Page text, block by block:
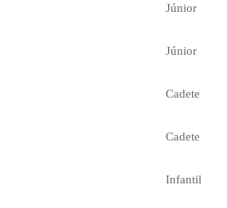
Júnior
Júnior
Cadete
Cadete
Infantil